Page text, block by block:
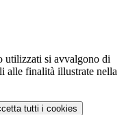
utilizzati si avvalgono di
alle finalità illustrate nella
tutti i cookies